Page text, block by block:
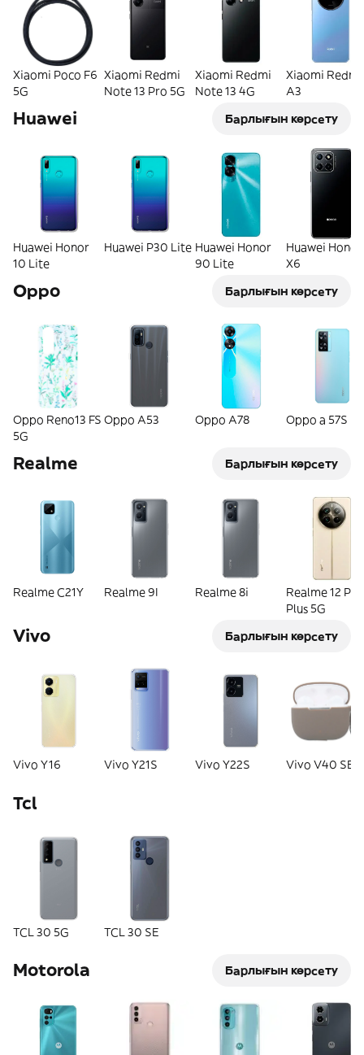
Xiaomi Poco F6
5G
Xiaomi Redmi
Note 13 Pro 5G
Xiaomi Redmi
Note 13 4G
Xiaomi Redmi
A3
Huawei Барлығын көрсету
Huawei Honor
10 Lite
Huawei P30 Lite Huawei Honor
90 Lite
Huawei Honor
X6
Oppo Барлығын көрсету
Oppo Reno13 FS
5G
Oppo A53 Oppo A78 Oppo a 57S
Realme Барлығын көрсету
Realme C21Y Realme 9I Realme 8i
Realme 12 Pro
Plus 5G
Vivo Барлығын көрсету
Vivo Y16 Vivo Y21S Vivo Y22S Vivo V40 SE
Tcl
TCL 30 5G TCL 30 SE
Motorola Барлығын көрсету